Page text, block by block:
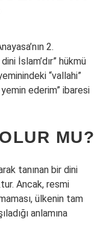
2.
İslam’dır” hükmü
“vallahi”
ederim” ibaresi
MU?
tanınan bir dini
Ancak, resmi
ülkenin tam
anlamına